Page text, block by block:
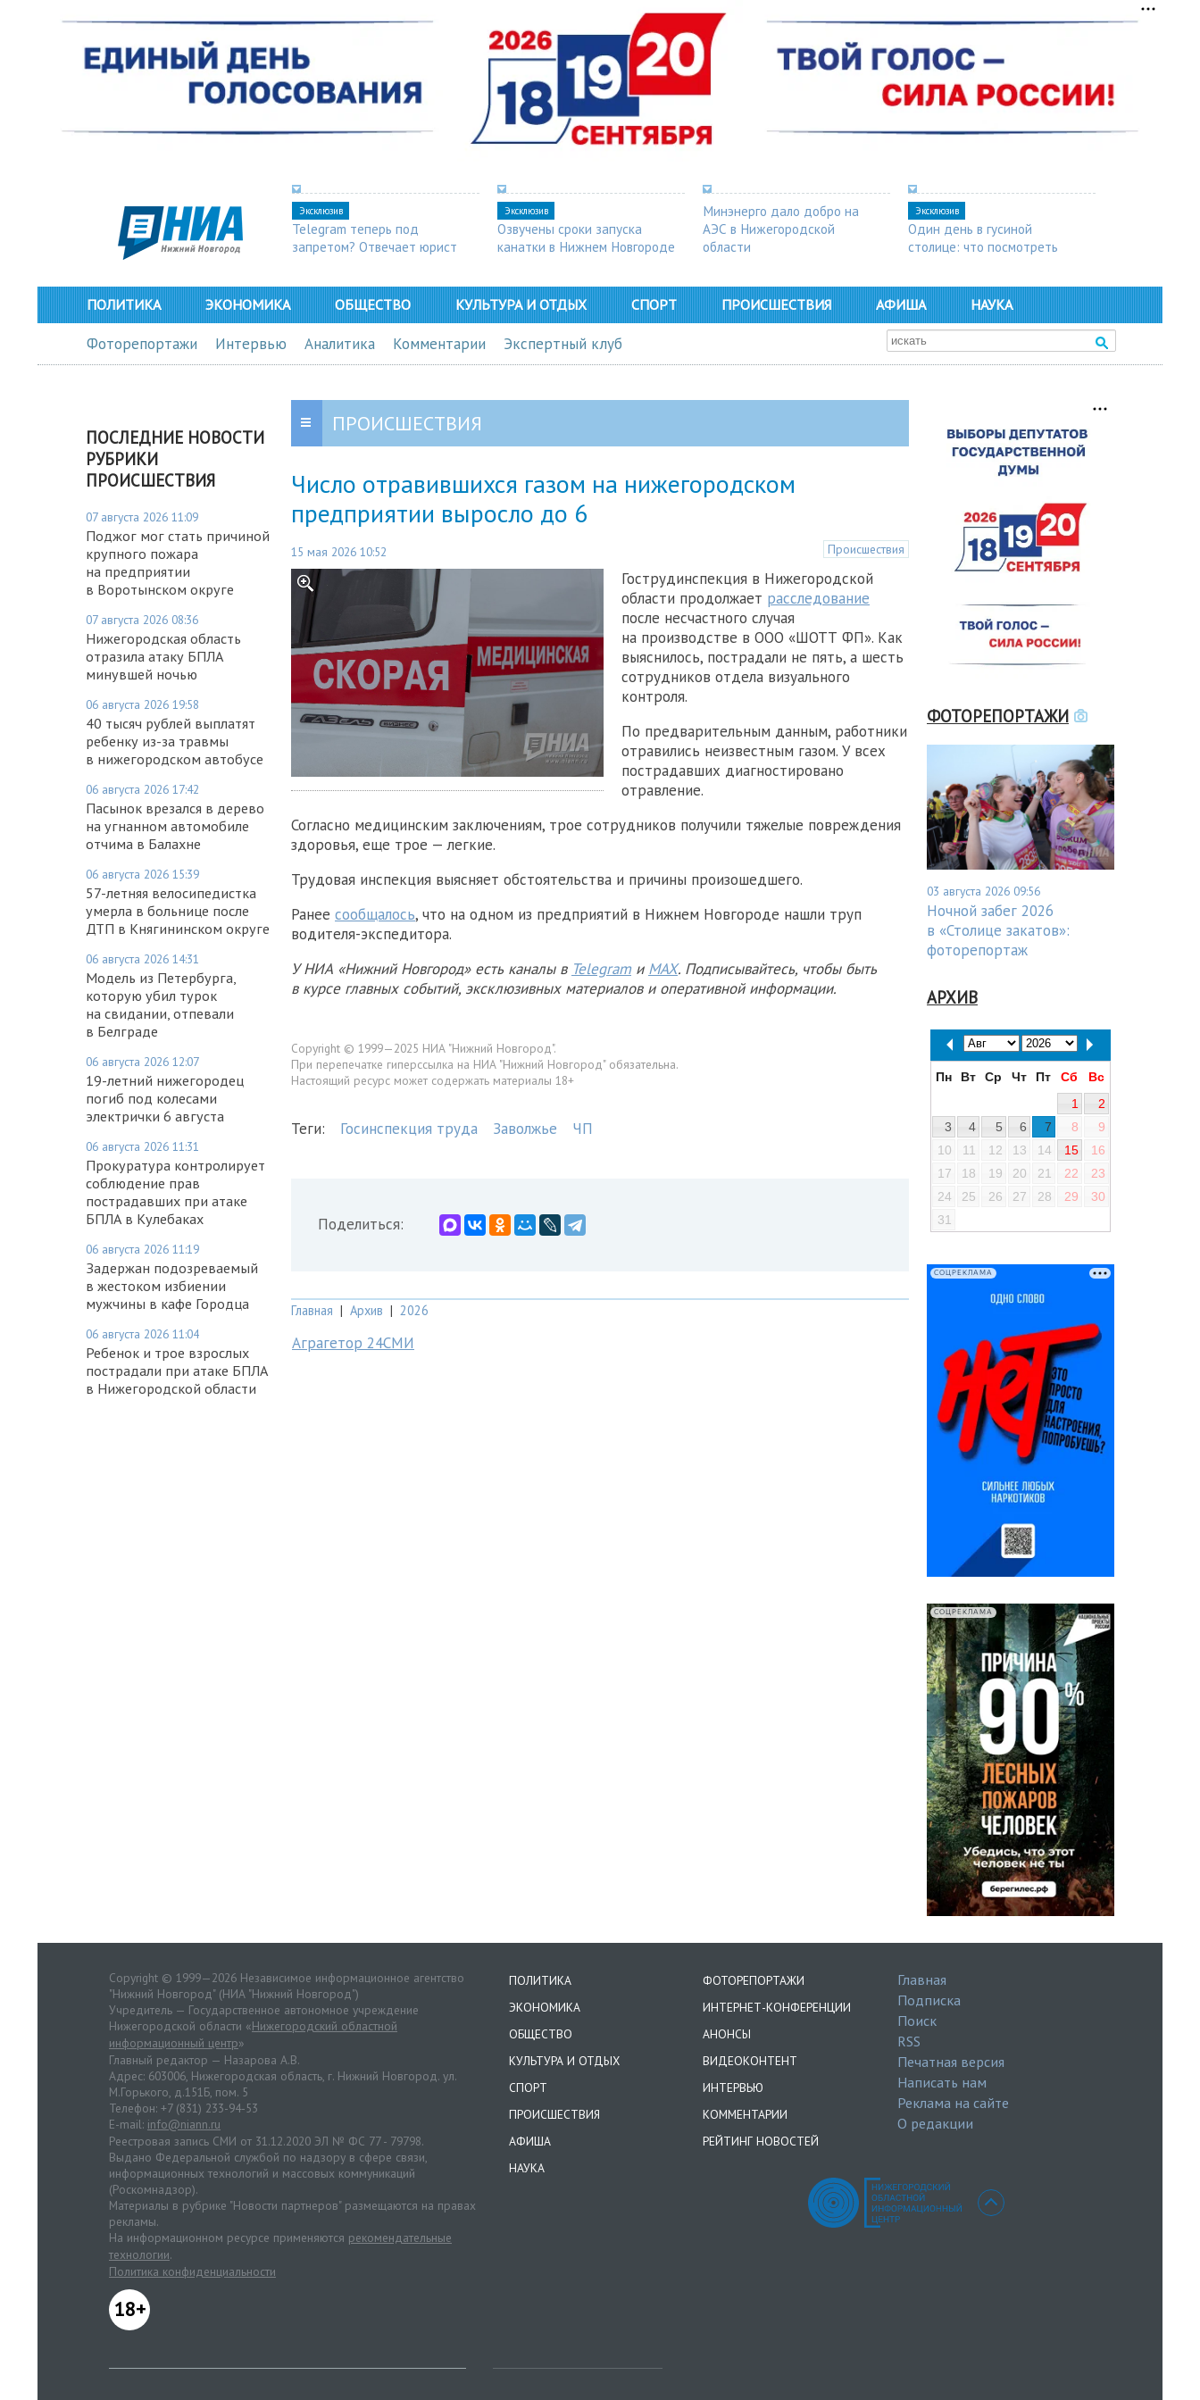
Эксклюзив
Telegram теперь под
запретом? Отвечает юрист
Эксклюзив
Озвучены сроки запуска
канатки в Нижнем Новгороде
Минэнерго дало добро на
АЭС в Нижегородской
области
Эксклюзив
Один день в гусиной
столице: что посмотреть
ПОЛИТИКА ЭКОНОМИКА ОБЩЕСТВО КУЛЬТУРА И ОТДЫХ СПОРТ ПРОИСШЕСТВИЯ АФИША НАУКА
Фоторепортажи Интервью Аналитика Комментарии Экспертный клуб
ПОСЛЕДНИЕ НОВОСТИ
РУБРИКИ
ПРОИСШЕСТВИЯ
07 августа 2026 11:09
Поджог мог стать причиной
крупного пожара
на предприятии
в Воротынском округе
07 августа 2026 08:36
Нижегородская область
отразила атаку БПЛА
минувшей ночью
06 августа 2026 19:58
40 тысяч рублей выплатят
ребенку из-за травмы
в нижегородском автобусе
06 августа 2026 17:42
Пасынок врезался в дерево
на угнанном автомобиле
отчима в Балахне
06 августа 2026 15:39
57-летняя велосипедистка
умерла в больнице после
ДТП в Княгининском округе
06 августа 2026 14:31
Модель из Петербурга,
которую убил турок
на свидании, отпевали
в Белграде
06 августа 2026 12:07
19-летний нижегородец
погиб под колесами
электрички 6 августа
06 августа 2026 11:31
Прокуратура контролирует
соблюдение прав
пострадавших при атаке
БПЛА в Кулебаках
06 августа 2026 11:19
Задержан подозреваемый
в жестоком избиении
мужчины в кафе Городца
06 августа 2026 11:04
Ребенок и трое взрослых
пострадали при атаке БПЛА
в Нижегородской области
ПРОИСШЕСТВИЯ
Число отравившихся газом на нижегородском
предприятии выросло до 6
15 мая 2026 10:52 Происшествия
Гострудинспекция в Нижегородской
области продолжает расследование
после несчастного случая
на производстве в ООО «ШОТТ ФП». Как
выяснилось, пострадали не пять, а шесть
сотрудников отдела визуального
контроля.
По предварительным данным, работники
отравились неизвестным газом. У всех
пострадавших диагностировано
отравление.
Согласно медицинским заключениям, трое сотрудников получили тяжелые повреждения
здоровья, еще трое — легкие.
Трудовая инспекция выясняет обстоятельства и причины произошедшего.
Ранее сообщалось, что на одном из предприятий в Нижнем Новгороде нашли труп
водителя-экспедитора.
У НИА «Нижний Новгород» есть каналы в Telegram и MAX. Подписывайтесь, чтобы быть
в курсе главных событий, эксклюзивных материалов и оперативной информации.
Copyright © 1999—2025 НИА "Нижний Новгород".
При перепечатке гиперссылка на НИА "Нижний Новгород" обязательна.
Настоящий ресурс может содержать материалы 18+
Теги: Госинспекция труда Заволжье ЧП
Поделиться:
Главная | Архив | 2026
Аграгетор 24СМИ
ФОТОРЕПОРТАЖИ
03 августа 2026 09:56
Ночной забег 2026
в «Столице закатов»:
фоторепортаж
АРХИВ
Пн Вт Ср Чт Пт Сб
Вс
1
2
3
4 5 6 7 8
9
10
11 12 13 14 15
16
17
18 19 20 21 22
23
24
25 26 27 28 29
30
31
СОЦРЕКЛАМА
СОЦРЕКЛАМА
Copyright © 1999—2026 Независимое информационное агентство
"Нижний Новгород" (НИА "Нижний Новгород")
Учредитель — Государственное автономное учреждение
Нижегородской области «Нижегородский областной
информационный центр»
Главный редактор — Назарова А.В.
Адрес: 603006, Нижегородская область, г. Нижний Новгород. ул.
М.Горького, д.151Б, пом. 5
Телефон: +7 (831) 233-94-53
E-mail: info@niann.ru
Реестровая запись СМИ от 31.12.2020 ЭЛ № ФС 77 - 79798.
Выдано Федеральной службой по надзору в сфере связи,
информационных технологий и массовых коммуникаций
(Роскомнадзор).
Материалы в рубрике "Новости партнеров" размещаются на правах
рекламы.
На информационном ресурсе применяются рекомендательные
технологии.
Политика конфиденциальности
18+
ПОЛИТИКА
ЭКОНОМИКА
ОБЩЕСТВО
КУЛЬТУРА И ОТДЫХ
СПОРТ
ПРОИСШЕСТВИЯ
АФИША
НАУКА
ФОТОРЕПОРТАЖИ
ИНТЕРНЕТ-КОНФЕРЕНЦИИ
АНОНСЫ
ВИДЕОКОНТЕНТ
ИНТЕРВЬЮ
КОММЕНТАРИИ
РЕЙТИНГ НОВОСТЕЙ
Главная
Подписка
Поиск
RSS
Печатная версия
Написать нам
Реклама на сайте
О редакции